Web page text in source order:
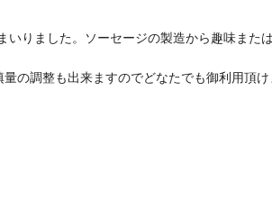
りました。ソーセージの製造から趣味ま
の調整も出来ますのでどなたでも御利用頂